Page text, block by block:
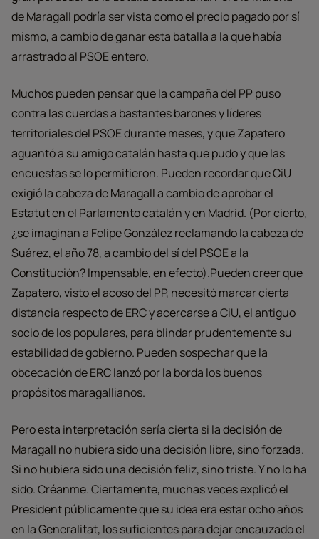
de Maragall podría ser vista como el precio pagado por sí
mismo, a cambio de ganar esta batalla a la que había
arrastrado al PSOE entero.
Muchos pueden pensar que la campaña del PP puso
contra las cuerdas a bastantes barones y líderes
territoriales del PSOE durante meses, y que Zapatero
aguantó a su amigo catalán hasta que pudo y que las
encuestas se lo permitieron. Pueden recordar que CiU
exigió la cabeza de Maragall a cambio de aprobar el
Estatut en el Parlamento catalán y en Madrid. (Por cierto,
¿se imaginan a Felipe González reclamando la cabeza de
Suárez, el año 78, a cambio del sí del PSOE a la
Constitución? Impensable, en efecto).Pueden creer que
Zapatero, visto el acoso del PP, necesitó marcar cierta
distancia respecto de ERC y acercarse a CiU, el antiguo
socio de los populares, para blindar prudentemente su
estabilidad de gobierno. Pueden sospechar que la
obcecación de ERC lanzó por la borda los buenos
propósitos maragallianos.
Pero esta interpretación sería cierta si la decisión de
Maragall no hubiera sido una decisión libre, sino forzada.
Si no hubiera sido una decisión feliz, sino triste. Y no lo ha
sido. Créanme. Ciertamente, muchas veces explicó el
President públicamente que su idea era estar ocho años
en la Generalitat, los suficientes para dejar encauzado el